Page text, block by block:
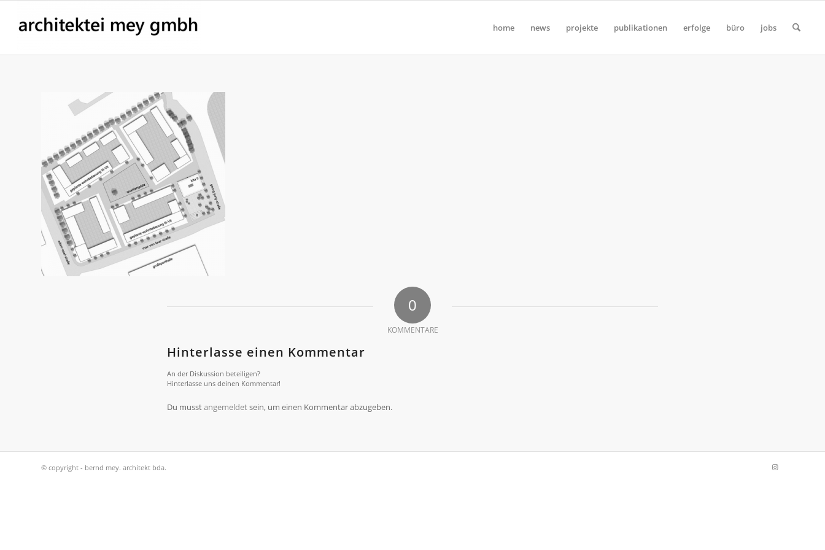
home news projekte publikationen erfolge büro jobs
0
KOMMENTARE
Hinterlasse einen Kommentar
An der Diskussion beteiligen?
Hinterlasse uns deinen Kommentar!
Du musstangemeldetsein, um einen Kommentar abzugeben.
© copyright - bernd mey. architekt bda.